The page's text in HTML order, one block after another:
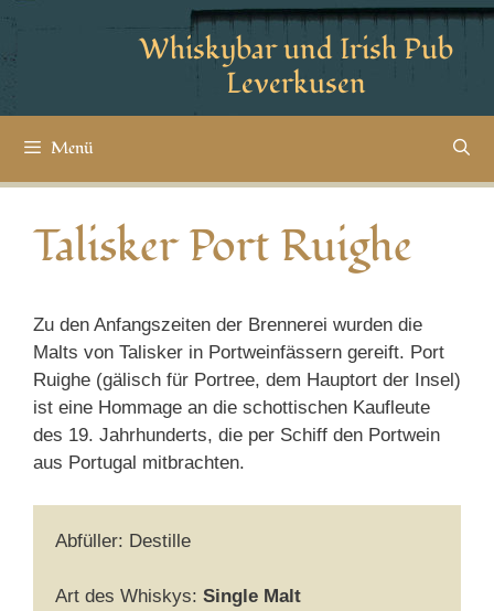
Whiskybar und Irish Pub
Leverkusen
Menü
Talisker Port Ruighe
Zu den Anfangszeiten der Brennerei wurden die
Malts von Talisker in Portweinfässern gereift. Port
Ruighe (gälisch für Portree, dem Hauptort der Insel)
ist eine Hommage an die schottischen Kaufleute
des 19. Jahrhunderts, die per Schiff den Portwein
aus Portugal mitbrachten.
Abfüller: Destille
Art des Whiskys: Single Malt